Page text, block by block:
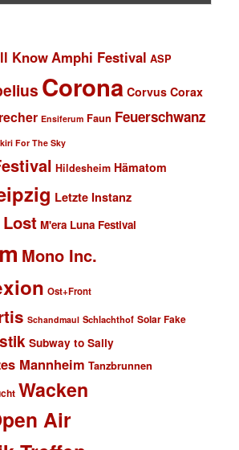
KnowAmphi Festival ASP
Corona Corvus Corax
Ensiferum Faun Feuerschwanz
For The Sky
Hildesheim Hämatom
Letzte Instanz
M'era Luna Festival
Mono Inc.
Ost+Front
Schandmaul Schlachthof Solar Fake
Subway to Sally
Mannheim Tanzbrunnen
Wacken
Air